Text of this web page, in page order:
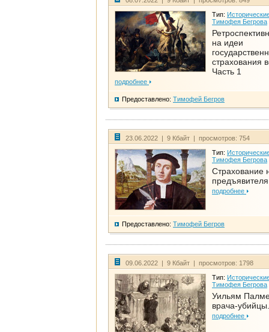
Тип:
Тимофея Бегрова
на идеи
страхования
Часть 1
подробнее
Предоставлено: Тимофей Бегров
23.06.2022 | 9 Кбайт | просмотров: 754
Тип:
Тимофея Бегрова
Страхование
предъявителя
подробнее
Предоставлено: Тимофей Бегров
09.06.2022 | 9 Кбайт | просмотров: 1798
Тип:
Тимофея Бегрова
Уильям
врача-
подробнее